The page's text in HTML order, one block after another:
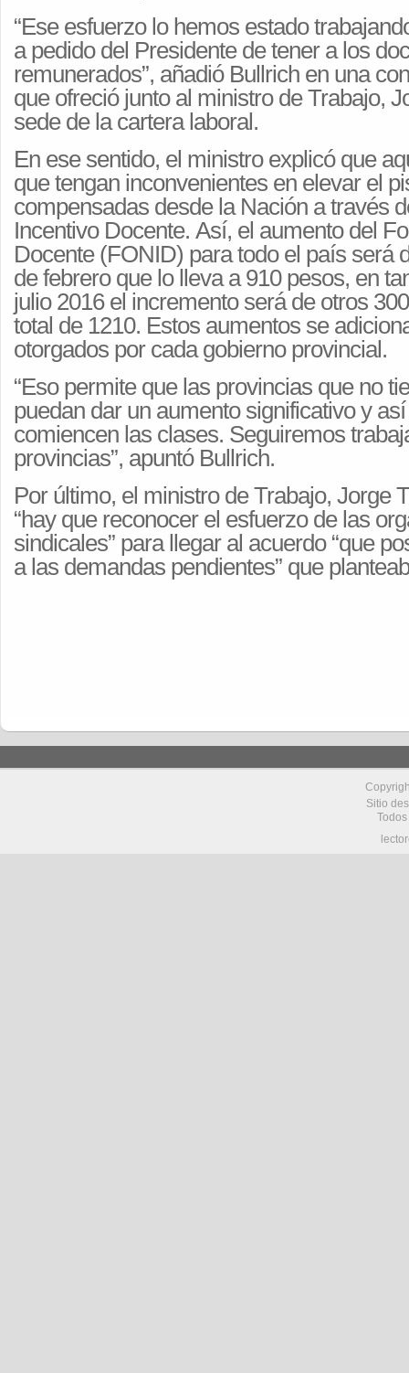
“Ese esfuerzo lo hemos estado
a pedido del Presidente de tener a los
remunerados”, añadió Bullrich en una
que ofreció junto al ministro de Trabajo,
sede de la cartera laboral.
En ese sentido, el ministro explicó que
que tengan inconvenientes en elevar el
compensadas desde la Nación a través
Incentivo Docente. Así, el aumento del
Docente (FONID) para todo el país será
de febrero que lo lleva a 910 pesos, en
julio 2016 el incremento será de otros
total de 1210. Estos aumentos se
otorgados por cada gobierno provincial.
“Eso permite que las provincias que no
puedan dar un aumento significativo y
comiencen las clases. Seguiremos
provincias”, apuntó Bullrich.
Por último, el ministro de Trabajo, Jorge
“hay que reconocer el esfuerzo de las
sindicales” para llegar al acuerdo “que
a las demandas pendientes” que
Sitio